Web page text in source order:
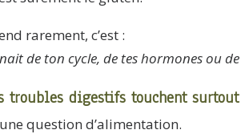
rarement, c’est :
de ton cycle, de tes hormones ou
troubles digestifs touchent surtout
question d’alimentation.